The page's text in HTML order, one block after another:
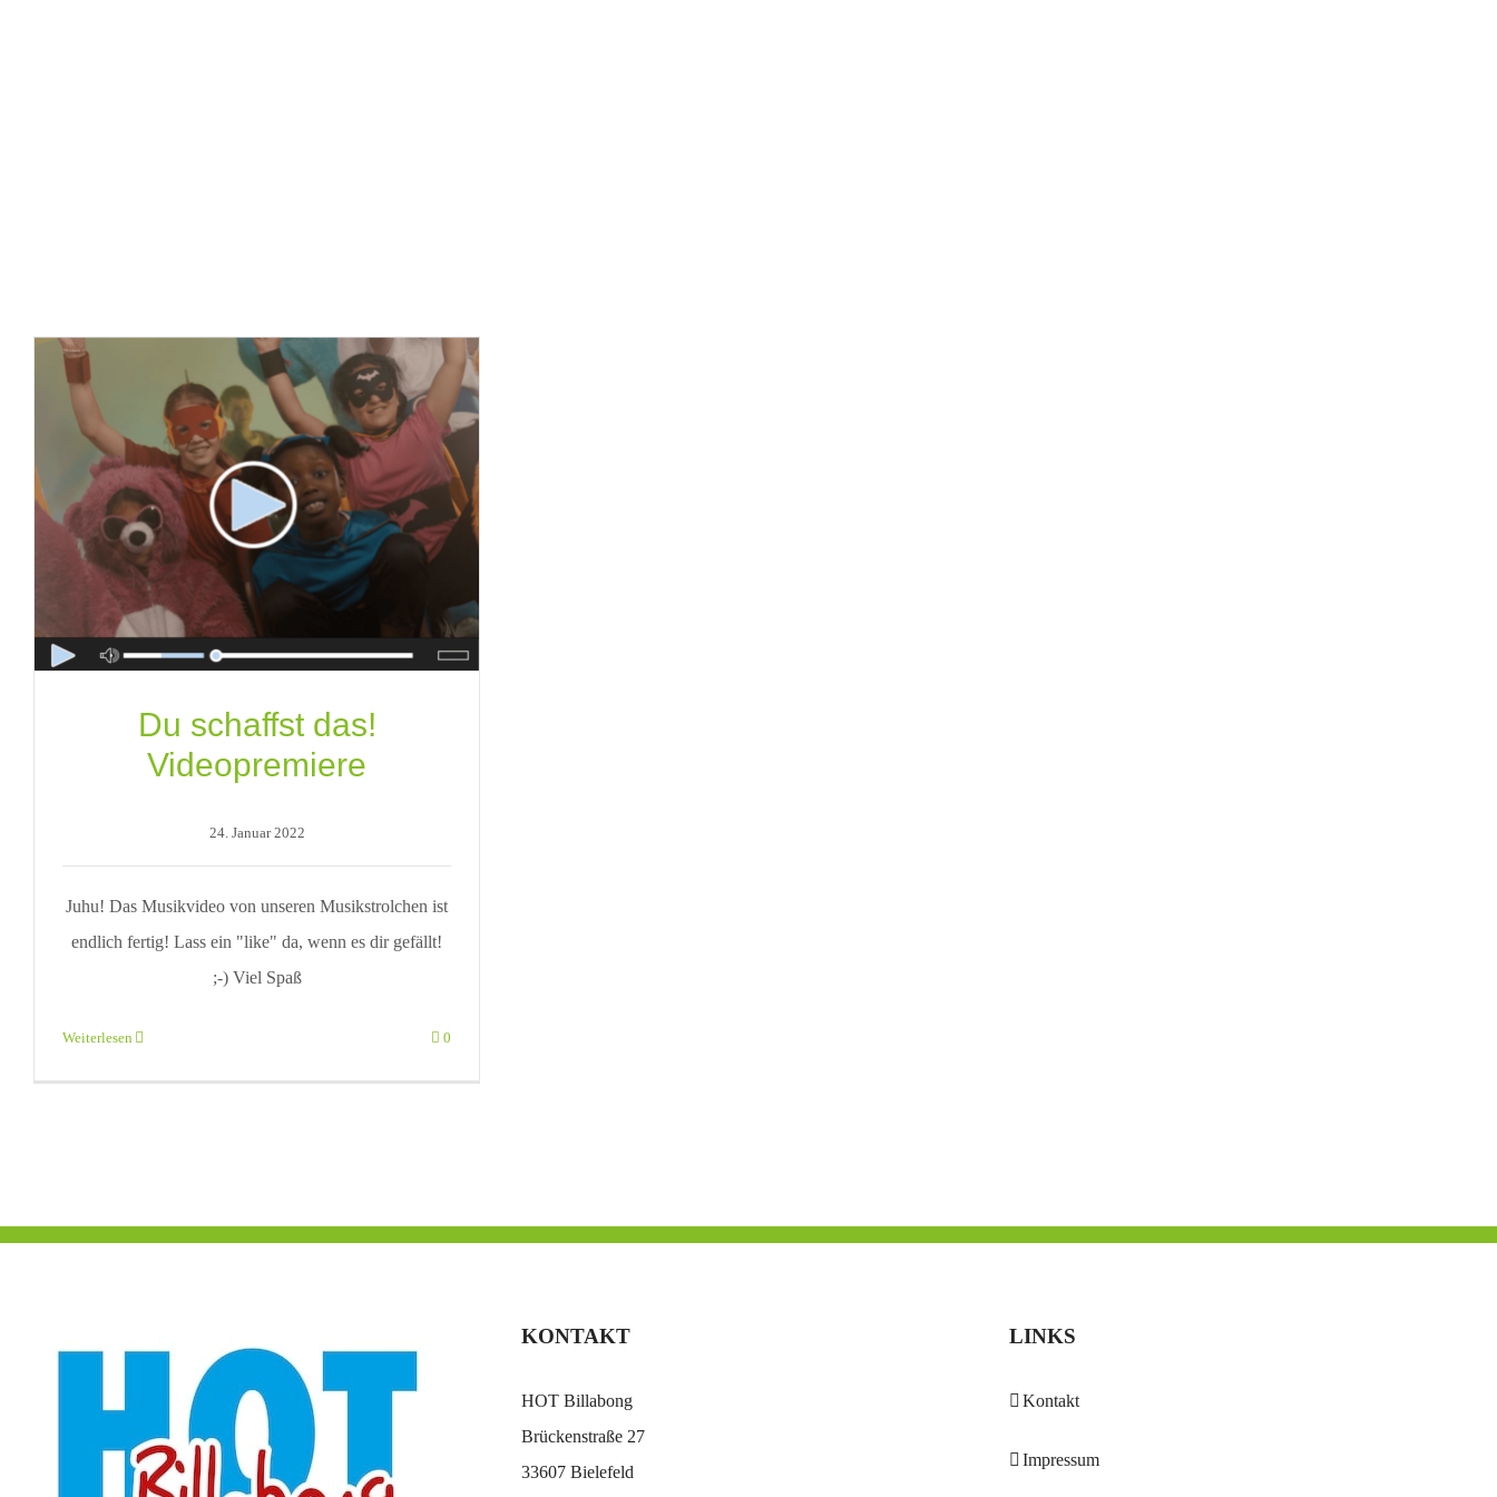
Du schaffst das!
Videopremiere
24. Januar 2022
Juhu! Das Musikvideo von unseren Musikstrolchen ist
endlich fertig! Lass ein "like" da, wenn es dir gefällt!
;-) Viel Spaß
Weiterlesen 0
KONTAKT
HOT Billabong
Brückenstraße 27
33607 Bielefeld
LINKS
Kontakt
Impressum